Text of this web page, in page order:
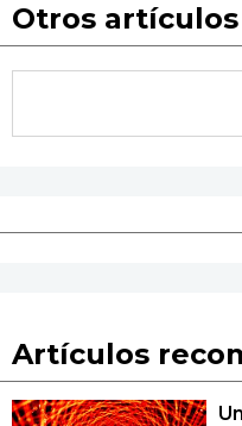
Otros
Artículos